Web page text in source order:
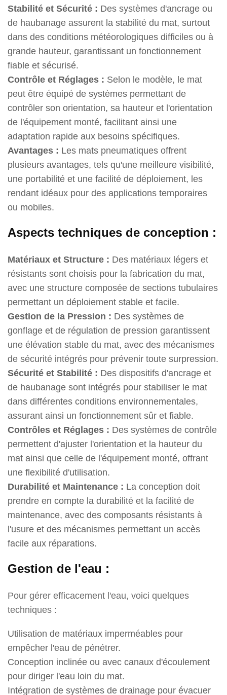
Stabilité et Sécurité : Des systèmes d'ancrage ou
de haubanage assurent la stabilité du mat, surtout
dans des conditions météorologiques difficiles ou à
grande hauteur, garantissant un fonctionnement
fiable et sécurisé.
Contrôle et Réglages : Selon le modèle, le mat
peut être équipé de systèmes permettant de
contrôler son orientation, sa hauteur et l'orientation
de l'équipement monté, facilitant ainsi une
adaptation rapide aux besoins spécifiques.
Avantages : Les mats pneumatiques offrent
plusieurs avantages, tels qu'une meilleure visibilité,
une portabilité et une facilité de déploiement, les
rendant idéaux pour des applications temporaires
ou mobiles.
Aspects techniques de conception :
Matériaux et Structure : Des matériaux légers et
résistants sont choisis pour la fabrication du mat,
avec une structure composée de sections tubulaires
permettant un déploiement stable et facile.
Gestion de la Pression : Des systèmes de
gonflage et de régulation de pression garantissent
une élévation stable du mat, avec des mécanismes
de sécurité intégrés pour prévenir toute surpression.
Sécurité et Stabilité : Des dispositifs d'ancrage et
de haubanage sont intégrés pour stabiliser le mat
dans différentes conditions environnementales,
assurant ainsi un fonctionnement sûr et fiable.
Contrôles et Réglages : Des systèmes de contrôle
permettent d'ajuster l'orientation et la hauteur du
mat ainsi que celle de l'équipement monté, offrant
une flexibilité d'utilisation.
Durabilité et Maintenance : La conception doit
prendre en compte la durabilité et la facilité de
maintenance, avec des composants résistants à
l'usure et des mécanismes permettant un accès
facile aux réparations.
Gestion de l'eau :
Pour gérer efficacement l'eau, voici quelques
techniques :
Utilisation de matériaux imperméables pour
empêcher l'eau de pénétrer.
Conception inclinée ou avec canaux d'écoulement
pour diriger l'eau loin du mat.
Intégration de systèmes de drainage pour évacuer